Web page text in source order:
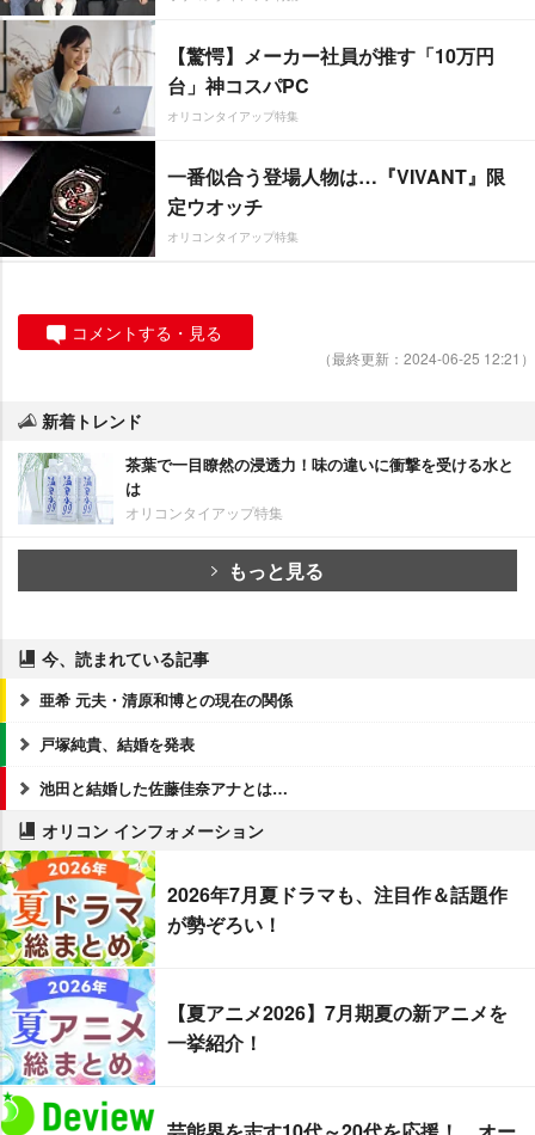
【驚愕】メーカー社員が推す「10万円
台」神コスパPC
オリコンタイアップ特集
一番似合う登場人物は…『VIVANT』限
定ウオッチ
オリコンタイアップ特集
コメントする・見る
（最終更新：2024-06-25 12:21）
新着トレンド
茶葉で一目瞭然の浸透力！味の違いに衝撃を受ける水と
は
オリコンタイアップ特集
もっと見る
今、読まれている記事
亜希 元夫・清原和博との現在の関係
戸塚純貴、結婚を発表
池田と結婚した佐藤佳奈アナとは…
オリコン インフォメーション
2026年7月夏ドラマも、注目作＆話題作
が勢ぞろい！
【夏アニメ2026】7月期夏の新アニメを
一挙紹介！